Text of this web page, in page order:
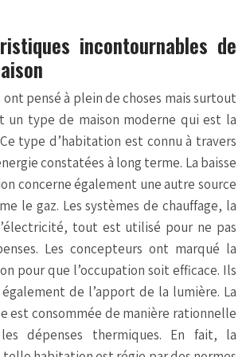
incontournables de
pensé à plein de choses mais surtout
un type de maison moderne qui est la
type d’habitation est connu à travers
constatées à long terme. La baisse
concerne également une autre source
le gaz. Les systèmes de chauffage, la
tout est utilisé pour ne pas
Les concepteurs ont marqué la
pour que l’occupation soit efficace. Ils
de l’apport de la lumière. La
est consommée de manière rationnelle
dépenses thermiques. En fait, la